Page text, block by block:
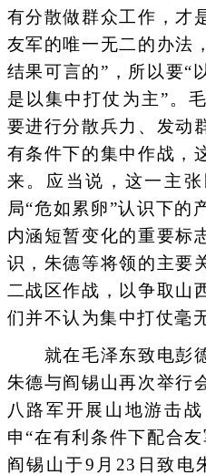
有分散做群众工作，才
友军的唯一无二的办法
结果可言的”，所以要“
是以集中打仗为主”。
要进行分散兵力、发动
有条件下的集中作战，
来。应当说，这一主
局“危如累卵”认识下的
内涵短暂变化的重要标
识，朱德等将领的主要
二战区作战，以争取山
们并不认为集中打仗毫
就在毛泽东致电彭德
朱德与阎锡山再次举行
八路军开展山地游击
申“在有利条件下配合
阎锡山于9月23日致电